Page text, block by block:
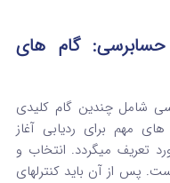
حسابرسی: گام‌ های
شامل چندین گام کلیدی
مهم برای ردیابی آغاز
تعریف میگردد. انتخاب و
پس از آن باید کنترلهای